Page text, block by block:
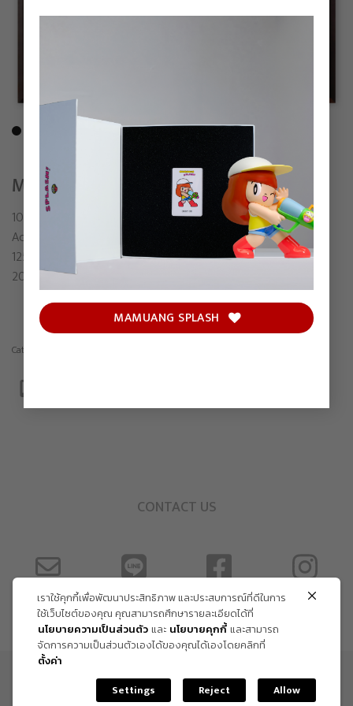
MAMUANG SPLASH
MISSING LINK ETERNAL
1000TENTACLES
Acrylic on canvas
125.5 x 135.5 cm (including frame)
2024
Category:
CONTACT US
ข้อกำหนด และเงื่อนไข
เราใช้คุกกี้เพื่อพัฒนาประสิทธิภาพ และประสบการณ์ที่ดีในการ
ใช้เว็บไซต์ของคุณ คุณสามารถศึกษารายละเอียดได้ที่
นโยบายความเป็นส่วนตัวและ นโยบายคุกกี้และสามารถ
จัดการความเป็นส่วนตัวเองได้ของคุณได้เองโดยคลิกที่
ตั้งค่า
Settings
Reject Allow